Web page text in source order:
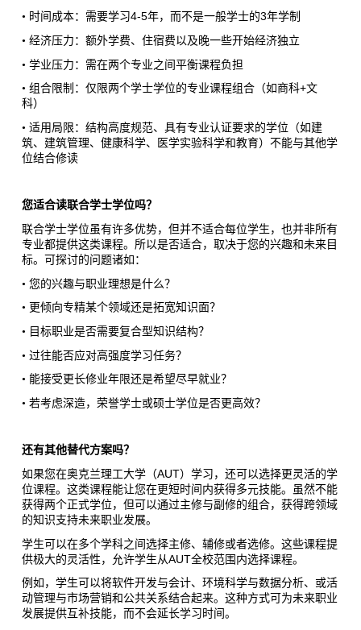
• 时间成本：需要学习4-5年，而不是一般学士的3年学制
• 经济压力：额外学费、住宿费以及晚一些开始经济独立
• 学业压力：需在两个专业之间平衡课程负担
• 组合限制：仅限两个学士学位的专业课程组合（如商科+文
科）
• 适用局限：结构高度规范、具有专业认证要求的学位（如建
筑、建筑管理、健康科学、医学实验科学和教育）不能与其他学
位结合修读
您适合读联合学士学位吗？
联合学士学位虽有许多优势，但并不适合每位学生，也并非所有
专业都提供这类课程。所以是否适合，取决于您的兴趣和未来目
标。可探讨的问题诸如：
• 您的兴趣与职业理想是什么？
• 更倾向专精某个领域还是拓宽知识面？
• 目标职业是否需要复合型知识结构？
• 过往能否应对高强度学习任务？
• 能接受更长修业年限还是希望尽早就业？
• 若考虑深造，荣誉学士或硕士学位是否更高效？
还有其他替代方案吗？
如果您在奥克兰理工大学（AUT）学习，还可以选择更灵活的学
位课程。这类课程能让您在更短时间内获得多元技能。虽然不能
获得两个正式学位，但可以通过主修与副修的组合，获得跨领域
的知识支持未来职业发展。
学生可以在多个学科之间选择主修、辅修或者选修。这些课程提
供极大的灵活性，允许学生从AUT全校范围内选择课程。
例如，学生可以将软件开发与会计、环境科学与数据分析、或活
动管理与市场营销和公共关系结合起来。这种方式可为未来职业
发展提供互补技能，而不会延长学习时间。